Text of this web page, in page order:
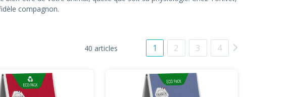
compagnon.
40 articles 1 2 3 4